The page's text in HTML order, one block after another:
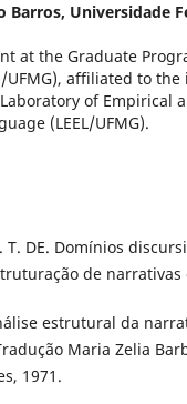
Barros, Universidade
at the Graduate
UFMG), affiliated to
of Empirical
(LEEL/UFMG).
T. DE. Domínios
de narrativas
estrutural da
Maria Zelia
1971.